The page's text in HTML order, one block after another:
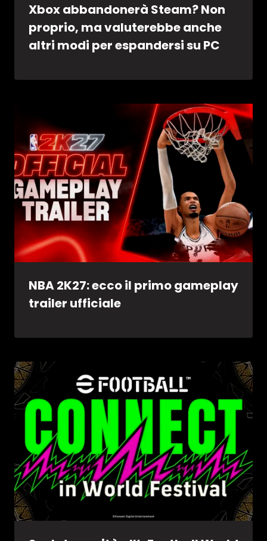
Xbox abbandonerà Steam? Non
proprio, ma valuterebbe anche
altri modi per espandersi su PC
NBA 2K27: ecco il primo gameplay
trailer ufficiale